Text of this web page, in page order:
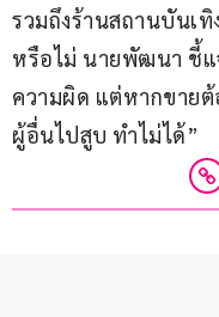
รวมถึงร้านสถานบันเ
หรือไม่ นายพัฒนา ชี้แ
ความผิด แต่หากขายต้
ผู้อื่นไปสูบ ทำไม่ได้”